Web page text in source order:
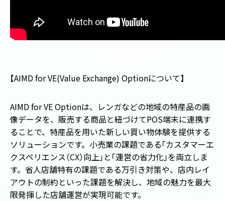
【AIMD for VE(Value Exchange) Optionについて】
AIMD for VE Optionは、レンガなどの地域の特産品の画
像データを、販売する商品と紐づけてPOS端末に連携す
ることで、特産品を用いた新しい買い物体験を提供する
ソリューションです。小売業の課題である「カスタマーエ
クスペリエンス（CX）向上」と「運営の省力化」を両立しま
す。省人店舗特有の課題である万引き対策や、店内レイ
アウトの制約といった課題を解決し、地域の魅力を最大
限発揮した店舗運営が実現可能です。